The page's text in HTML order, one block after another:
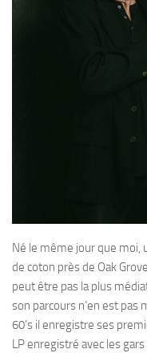
Né le même jour que moi,
de coton près de Oak
peut être pas la plus
son parcours n’en est
60’s il enregistre ses
LP enregistré avec les